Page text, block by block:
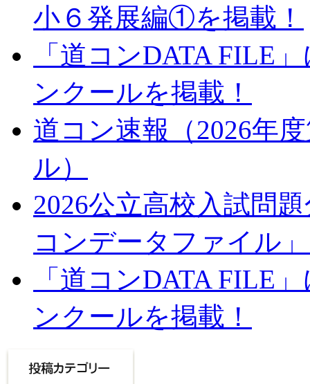
小６発展編①を掲載！
「道コンDATA FILE
ンクールを掲載！
道コン速報（2026年
ル）
2026公立高校入試問
コンデータファイル
「道コンDATA FILE
ンクールを掲載！